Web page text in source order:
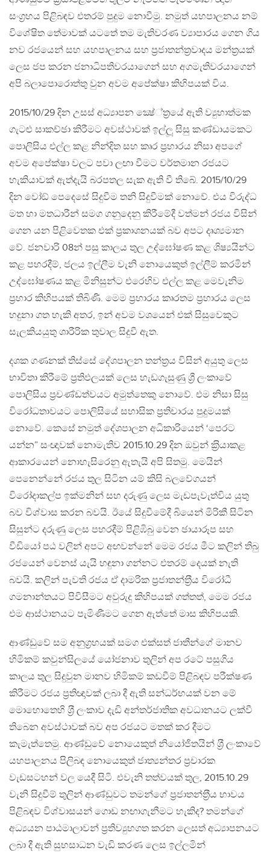
සංග‍්‍රහය පිළිබඳව එතරම් පුදුම නොවීමු. නමුත් යහපාලනය නම්
විශේෂිත තේමාවක් යටතේ තම මැතිවරණ ව්‍යාපාරය ගෙන ගිය
නව රජයෙන් සහ යහපාලනය සහ ප‍්‍රජාතන්ත‍්‍රවාදය මන්ත‍්‍රයක්
ලෙස ජප කරන ජනාධිපතිවරයාගෙන් සහ අගමැතිවරයාගෙන්
අපි බලාපොරොත්තු වුන අවම අපේක්ෂා කිහිපයක් විය.
2015/10/29 දින උසස් අධ්‍යාපන ක්‍ෂේ්ත‍්‍රයේ ඇති ව්‍යුහාත්මක
ගැටළු සාකච්ඡා කිරීමට අවස්ථාවක් ඉල්ලූ සිසු කණ්ඩායමකට
පොලිසිය එල්ල කළ නින්දිත සහ කෘර ප‍්‍රහාරය නිසා අපගේ
අවම අපේක්ෂා වලට පවා ලඟා වීමට වර්තමාන රජයට
හැකියාවක් ඇත්දැයි බරපතල සැක ඇති වී තිබේ. 2015/10/29
දින වෝඞ් පෙදෙසේ සිදුවීම තනි සිදුවීමක් නොවේ. එය විරුද්ධ
මත හා මතධාරීන් සමග ගනුදෙනු කිරීමේදී වත්මන් රජය විසින්
ගෙන යන පිළිවෙතක එක් ප‍්‍රකාශනයක් බව අපට දෘශ්‍යමාන
වේ. ජනවාරි 08න් පසු කාලය තුල උද්ඝෝෂණ කළ ශිෂ්‍යයින්ට
කළ පහරදීම්, ජලය ඉල්ලීම වැනි නොයෙකුත් ඉල්ලීම් කරමින්
උද්ඝෝෂණය කළ මිනිසුන්ට එරෙහිව එල්ල කළ මෙවැනිම
ප‍්‍රහාර කිහිපයක් තිබිණි. මෙම ප‍්‍රහාරය කෘරතම ප‍්‍රහාරය ලෙස
හදුනා ගත හැකි අතර, ඉන් අවම වශයෙන් එක් සිසුවෙකුට
සැලකියයුතු ශාරීරික තුවාල සිදුවී ඇත.
දශක ගණනක් තිස්සේ දේශපාලන තන්ත‍්‍රය විසින් අයුතු ලෙස
භාවිතා කිරීමේ ප‍්‍රතිඵලයක් ලෙස හැඩගැසුණු ශ්‍රී ලංකාවේ
පොලිසිය ප‍්‍රචණ්ඩත්වයට අමුත්තෙකු නොවේ. එම නිසා සිසු
විරෝධතාවයට පොලිසියේ සහාසික ප‍්‍රතිචාරය පුදුමයක්
නොවේ. කෙසේ නමුත් දේශපාලන අධිකාරියෙන් ‘පෙරට
යන්න” සංඥාවක් නොමැතිව 2015.10.29 දින ඔවුන් ක‍්‍රියාකළ
ආකාරයෙන් නොහැසිරෙනු ඇතැයි අපි සිතමු. මෙයින්
පෙනෙන්නේ රජය තුල සිටින යම් කිසි බලවේගයන්
විරෝදාකල්ප ඉක්මනින් සහ දරුණු ලෙස මැඩපැවැත්විය යුතු
බව විශ්වාස කරන බවයි. ඊයේ සිදුවීමේදී බියෙන් මිරිකී සිටින
සිසුන්ට දරුණු ලෙස පහරදීම් පිළිඹිබු වෙන ඡායාරූප සහ
වීඩියෝ පඨ වලින් අපට අඟවන්නේ මෙම රජය මීට කලින් තිබු
රජයෙන් වෙනස් යැයි හඳුනා ගන්නට එතරම් දෙයක් නැති
බවයි. කලින් පැවති රජය ඒ දාමරික ප‍්‍රජාතන්ත‍්‍රීය විරෝධී
ගමනාන්තයට පිවිසීමට අවුරුදු කිහිපයක් ගත්තත්, මෙම රජය
එම ආස්ථානයට පැමිණීමට ගෙන ඇත්තේ මාස කිහිපයකි.
ආණ්ඩුවේ සම අනුග‍්‍රහයක් සමග එක්සත් ජාතීන්ගේ මානව
හිමිකම් කවුන්සිලයේ යෝජනාව තුලින් අප රටේ පසුගිය
කාලය තුල සිදුවුන මානව හිමිකම් කඩවීම් පිළිබඳව පරීක්ෂණ
කිරීමට රජය ප‍්‍රතිඥාවක් ලබා දී ඇති සන්ධර්භයක් වන මේ
මොහොතෙහි ශ‍්‍රී ලංකාව දැඩි අන්තර්ජාතික අවධානයට ලක්වී
තිබෙන අවස්ථාවක් බව අප රජයට මතක් කර දීමට
කැමැත්තෙමු. ආණ්ඩුවේ නොයෙකුත් නියෝජිතයින් ශ‍්‍රී ලංකාවේ
යහපාලනය පිලිබඳ නොයෙකුත් ජාත්‍යන්තර ප‍්‍රචාරක
වැඩසටහන් වල යෙදී සිටි. එවැනි තත්වයක් තුල, 2015.10.29
වැනි සිදුවීම් තුලින් ආණ්ඩුවට තමන්ගේ ප‍්‍රජාතන්ත‍්‍රීය භාවය
පිළිබඳව විශ්වාසයන් ගොඩ නඟාගැනීමට හැකිද? තමන්ගේ
අධ්‍යයන පාඨමාලාවන් ප‍්‍රතිව්‍යුහගත කරන ලෙසත් අධ්‍යාපනයට
ලබා දී ඇති සුභසාධන වැඩි කරණ ලෙස ඉල්ලමින්